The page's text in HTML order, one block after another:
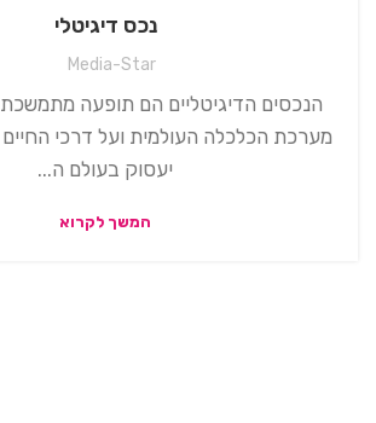
נכס דיגיטלי
Media-Star
הנכסים הדיגיטליים הם תופעה
מערכת הכלכלה העולמית ועל דרכי
יעסוק בעולם ה...
המשך לקרוא